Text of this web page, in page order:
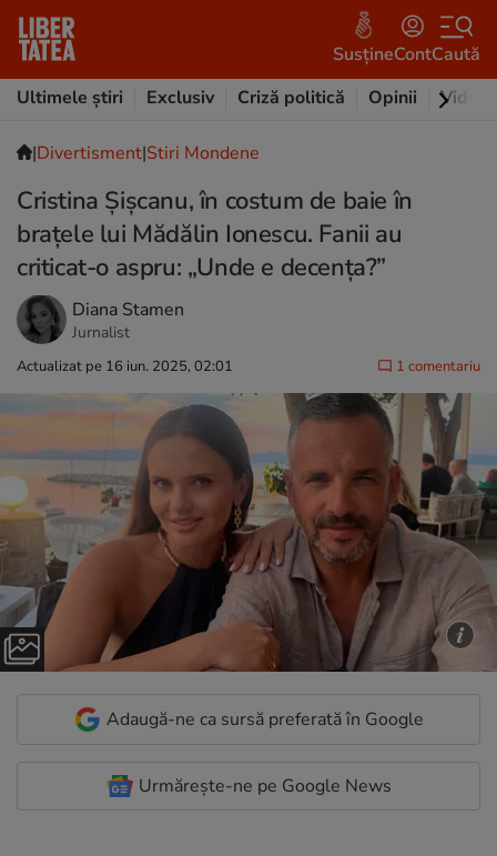
SusțineContCaută
Ultimele știri
Exclusiv Criză politică Opinii Video
|Divertisment|Stiri Mondene
Cristina Șișcanu, în costum de baie în
brațele lui Mădălin Ionescu. Fanii au
criticat-o aspru: „Unde e decența?”
Diana Stamen
Jurnalist
Actualizat pe 16 iun. 2025, 02:01 1 comentariu
Adaugă-ne ca sursă preferată în Google
Urmărește-ne pe Google News